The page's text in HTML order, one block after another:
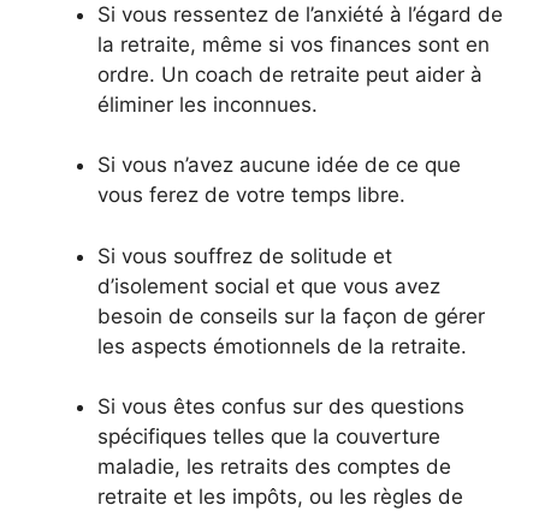
Si vous ressentez de l’anxiété à l’égard de
la retraite, même si vos finances sont en
ordre. Un coach de retraite peut aider à
éliminer les inconnues.
Si vous n’avez aucune idée de ce que
vous ferez de votre temps libre.
Si vous souffrez de solitude et
d’isolement social et que vous avez
besoin de conseils sur la façon de gérer
les aspects émotionnels de la retraite.
Si vous êtes confus sur des questions
spécifiques telles que la couverture
maladie, les retraits des comptes de
retraite et les impôts, ou les règles de